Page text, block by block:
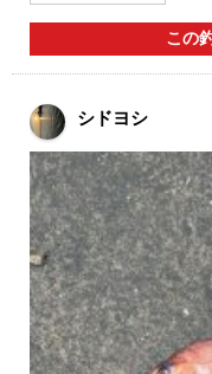
この
シドヨシ